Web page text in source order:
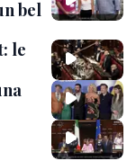
bel
le